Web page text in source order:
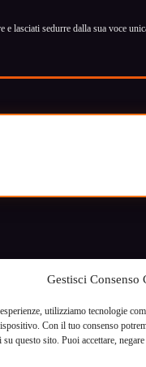
Gestisci Consenso
utilizziamo tecnologie
Con il tuo consenso
questo sito. Puoi accettare,
lasciati sedurre dalla sua voce